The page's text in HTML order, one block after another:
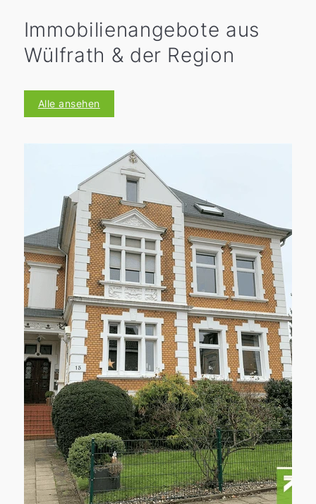
Immobilienangebote aus
Wülfrath & der Region
Alle ansehen